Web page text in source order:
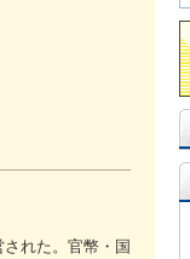
れた。官幣・国